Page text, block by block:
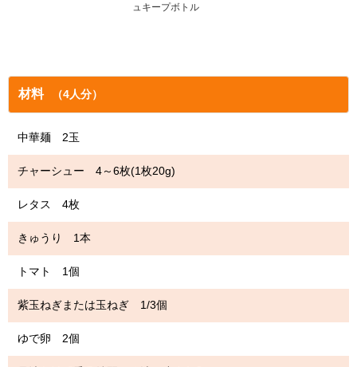
ュキープボトル
材料 （4人分）
中華麺 2玉
チャーシュー 4～6枚(1枚20g)
レタス 4枚
きゅうり 1本
トマト 1個
紫玉ねぎまたは玉ねぎ 1/3個
ゆで卵 2個